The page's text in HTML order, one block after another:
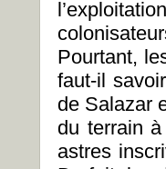
Pourtant,
faut-il
de Salazar
du terrain
astres